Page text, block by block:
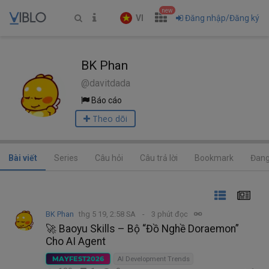
VI
new
Đăng nhập/Đăng ký
BK Phan
@davitdada
Báo cáo
Theo dõi
Bài viết Series Câu hỏi Câu trả lời Bookmark
BK Phan thg 5 19, 2:58 SA 3 phút đọc
🚀 Baoyu Skills – Bộ “Đồ Nghề Doraemon”
Cho AI Agent
MAYFEST2026 AI Development Trends